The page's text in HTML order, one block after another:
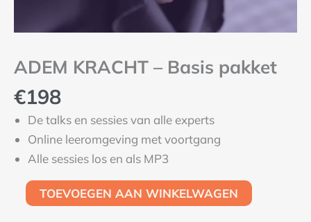
ADEM KRACHT – Basis pakket
€198
De talks en sessies van alle experts
Online leeromgeving met voortgang
Alle sessies los en als MP3
TOEVOEGEN AAN WINKELWAGEN